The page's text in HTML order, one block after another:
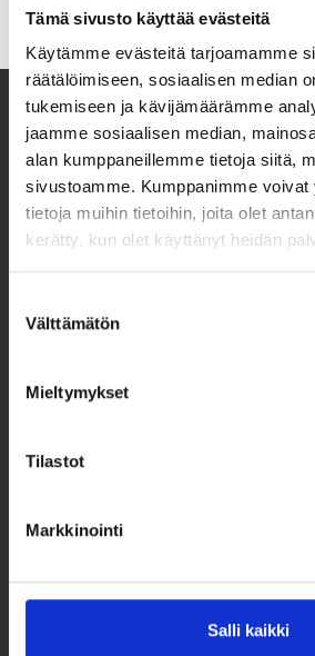
Tämä sivusto käyttää evästeitä
Käytämme evästeitä tarjoamamme
räätälöimiseen, sosiaalisen median
tukemiseen ja kävijämäärämme
jaamme sosiaalisen median,
alan kumppaneillemme tietoja siitä,
sivustoamme. Kumppanimme voivat
tietoja muihin tietoihin, joita olet
kerätty, kun olet käyttänyt heidän
valinta
Välttämätön
Mieltymykset
Tilastot
Markkinointi
Salli kaikki
Taksvärkki ry
Globaalikeskus
050 341 5507
Uutiskirje